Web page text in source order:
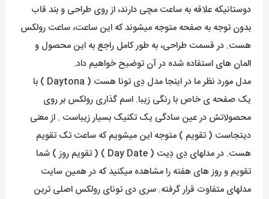
دوستانیکه علاقه به ساعت مچی دارند، از روی طراحی و بند قاب
بدون توجه به صفحه متوجه میشوند که این ساعت، ساعت رولکس
هست. در قسمت طراحی، به طور کامل راجع به این محصول و
المان های استفاده شده در آن توضیح خواهیم داد.
مدل مورد نظر ما در اینجا مدل دِی تونا هست ( Daytona ) با
یک صفحه ی خاص با رنگی زیبا. اسم گذاری رولکس بر روی
محصولاتش در عین سادگی یک تکنیک بسیار زیباست . از معنی
دیتجاست ( تقویم ) متوجه این میشویم که ساعت تک تقویم
هست. در مدلهای دِی دِیت ( Day Date ) ( تقویم روز ) شما
تقویم و روز های هفته را مشاهده میکنید که در همین سایت
مدلهای متفاوت قرار گرفته. سری دی تونای رولکس اصلی ترین